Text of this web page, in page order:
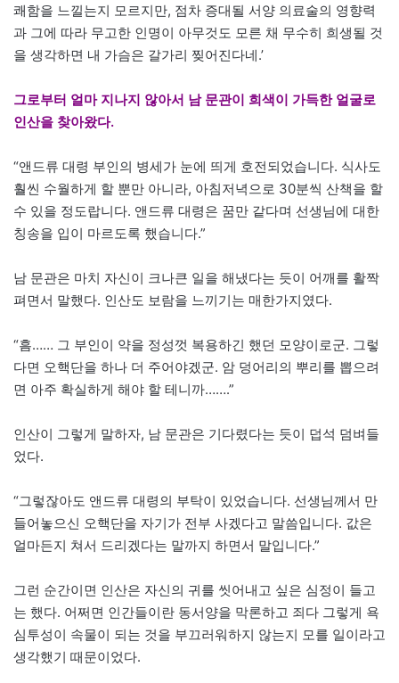
쾌함을 느낄는지 모르지만, 점차 증대될 서양 의료술의 영향력
과 그에 따라 무고한 인명이 아무것도 모른 채 무수히 희생될 것
을 생각하면 내 가슴은 갈가리 찢어진다네.’
그로부터 얼마 지나지 않아서 남 문관이 희색이 가득한 얼굴로
인산을 찾아왔다.
“앤드류 대령 부인의 병세가 눈에 띄게 호전되었습니다. 식사도
훨씬 수월하게 할 뿐만 아니라, 아침저녁으로 30분씩 산책을 할
수 있을 정도랍니다. 앤드류 대령은 꿈만 같다며 선생님에 대한
칭송을 입이 마르도록 했습니다.”
남 문관은 마치 자신이 크나큰 일을 해냈다는 듯이 어깨를 활짝
펴면서 말했다. 인산도 보람을 느끼기는 매한가지였다.
“흠…… 그 부인이 약을 정성껏 복용하긴 했던 모양이로군. 그렇
다면 오핵단을 하나 더 주어야겠군. 암 덩어리의 뿌리를 뽑으려
면 아주 확실하게 해야 할 테니까…….”
인산이 그렇게 말하자, 남 문관은 기다렸다는 듯이 덥석 덤벼들
었다.
“그렇잖아도 앤드류 대령의 부탁이 있었습니다. 선생님께서 만
들어놓으신 오핵단을 자기가 전부 사겠다고 말씀입니다. 값은
얼마든지 쳐서 드리겠다는 말까지 하면서 말입니다.”
그런 순간이면 인산은 자신의 귀를 씻어내고 싶은 심정이 들고
는 했다. 어쩌면 인간들이란 동서양을 막론하고 죄다 그렇게 욕
심투성이 속물이 되는 것을 부끄러워하지 않는지 모를 일이라고
생각했기 때문이었다.